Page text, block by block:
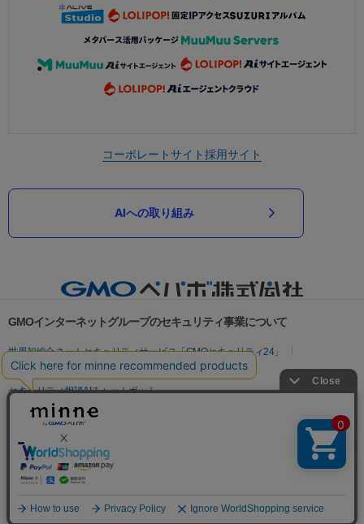
コーポレートサイト採用サイト
AIへの取り組み
GMOインターネットグループのセキュリティ事業について
世界初総合ネットセキュリティサービス「GMOセキュリティ24」
パスワード漏洩診断
Webサイトリスク診断
セキュリティ相談AIチャットボット
実在証明・盗聴対策
サイバー攻撃対策（GMO Flatt Security）
セキュリティ事業の軌跡